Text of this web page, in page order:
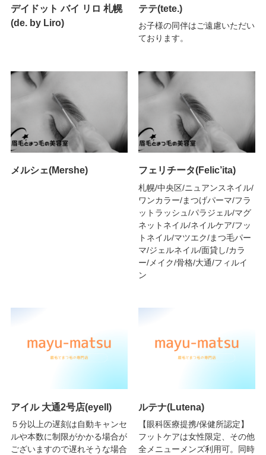
デイドット バイ リロ 札幌
(de. by Liro)
テテ(tete.)
お子様の同伴はご遠慮いただい
ております。
メルシェ(Mershe) フェリチータ(Felic’ita)
札幌/中央区/ニュアンスネイル/
ワンカラー/まつげパーマ/フラ
ットラッシュ/パラジェル/マグ
ネットネイル/ネイルケア/フッ
トネイル/マツエク/まつ毛パー
マ/ジェルネイル/面貸し/カラ
ー/メイク/骨格/大通/フィルイ
ン
アイル 大通2号店(eyell)
５分以上の遅刻は自動キャンセ
ルや本数に制限がかかる場合が
ございますので遅れそうな場合
ルテナ(Lutena)
【眼科医療提携/保健所認定】
フットケアは女性限定、その他
全メニューメンズ利用可。同時